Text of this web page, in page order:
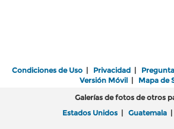
Condiciones de Uso | Privacidad |
Versión Móvil| Mapa de
Galerías de fotos de otros
Estados Unidos | Guatemala |